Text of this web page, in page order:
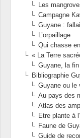
Les
Campagne
Guyane :
L’orpaillage
Qui chasse
« La Terre
Guyane, la fin
Bibliographie
Guyane ou le
Au pays des
Atlas des
Etre plante à
Faune de
Guide de